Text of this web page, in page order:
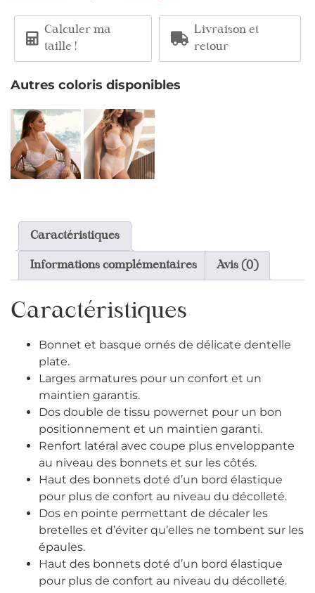
Calculer ma
taille !
Livraison et
retour
Autres coloris disponibles
Caractéristiques
Informations complémentaires Avis (0)
Caractéristiques
Bonnet et basque ornés de délicate dentelle
plate.
Larges armatures pour un confort et un
maintien garantis.
Dos double de tissu powernet pour un bon
positionnement et un maintien garanti.
Renfort latéral avec coupe plus enveloppante
au niveau des bonnets et sur les côtés.
Haut des bonnets doté d’un bord élastique
pour plus de confort au niveau du décolleté.
Dos en pointe permettant de décaler les
bretelles et d’éviter qu’elles ne tombent sur les
épaules.
Haut des bonnets doté d’un bord élastique
pour plus de confort au niveau du décolleté.